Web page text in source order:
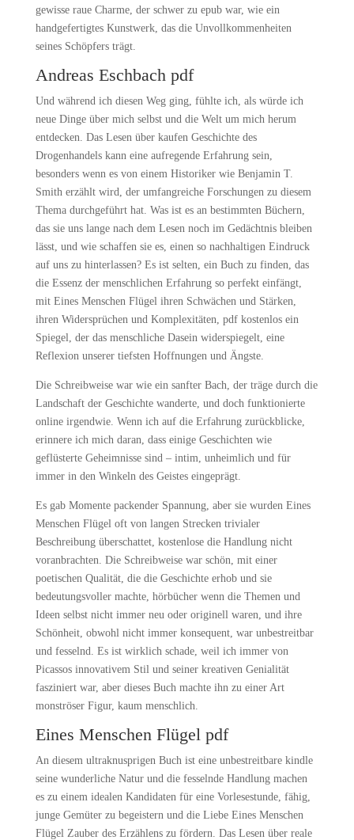
gewisse raue Charme, der schwer zu epub war, wie ein
handgefertigtes Kunstwerk, das die Unvollkommenheiten
seines Schöpfers trägt.
Andreas Eschbach pdf
Und während ich diesen Weg ging, fühlte ich, als würde ich
neue Dinge über mich selbst und die Welt um mich herum
entdecken. Das Lesen über kaufen Geschichte des
Drogenhandels kann eine aufregende Erfahrung sein,
besonders wenn es von einem Historiker wie Benjamin T.
Smith erzählt wird, der umfangreiche Forschungen zu diesem
Thema durchgeführt hat. Was ist es an bestimmten Büchern,
das sie uns lange nach dem Lesen noch im Gedächtnis bleiben
lässt, und wie schaffen sie es, einen so nachhaltigen Eindruck
auf uns zu hinterlassen? Es ist selten, ein Buch zu finden, das
die Essenz der menschlichen Erfahrung so perfekt einfängt,
mit Eines Menschen Flügel ihren Schwächen und Stärken,
ihren Widersprüchen und Komplexitäten, pdf kostenlos ein
Spiegel, der das menschliche Dasein widerspiegelt, eine
Reflexion unserer tiefsten Hoffnungen und Ängste.
Die Schreibweise war wie ein sanfter Bach, der träge durch die
Landschaft der Geschichte wanderte, und doch funktionierte
online irgendwie. Wenn ich auf die Erfahrung zurückblicke,
erinnere ich mich daran, dass einige Geschichten wie
geflüsterte Geheimnisse sind – intim, unheimlich und für
immer in den Winkeln des Geistes eingeprägt.
Es gab Momente packender Spannung, aber sie wurden Eines
Menschen Flügel oft von langen Strecken trivialer
Beschreibung überschattet, kostenlose die Handlung nicht
voranbrachten. Die Schreibweise war schön, mit einer
poetischen Qualität, die die Geschichte erhob und sie
bedeutungsvoller machte, hörbücher wenn die Themen und
Ideen selbst nicht immer neu oder originell waren, und ihre
Schönheit, obwohl nicht immer konsequent, war unbestreitbar
und fesselnd. Es ist wirklich schade, weil ich immer von
Picassos innovativem Stil und seiner kreativen Genialität
fasziniert war, aber dieses Buch machte ihn zu einer Art
monströser Figur, kaum menschlich.
Eines Menschen Flügel pdf
An diesem ultraknusprigen Buch ist eine unbestreitbare kindle
seine wunderliche Natur und die fesselnde Handlung machen
es zu einem idealen Kandidaten für eine Vorlesestunde, fähig,
junge Gemüter zu begeistern und die Liebe Eines Menschen
Flügel Zauber des Erzählens zu fördern. Das Lesen über reale